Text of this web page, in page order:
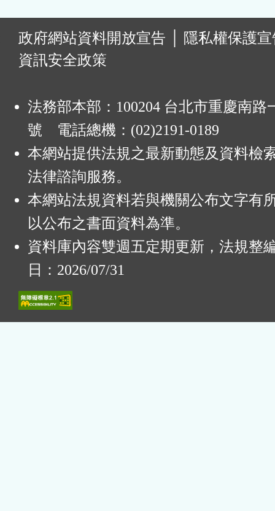
政府網站資料開放宣告
隱私權保護
資訊安全政策
法務部本部：100204 台北市重慶南路
號 電話總機：(02)2191-0189
本網站提供法規之最新動態及資料檢
法律諮詢服務。
本網站法規資料若與機關公布文字有
以公布之書面資料為準。
資料庫內容雙週五定期更新，法規整
日：2026/07/31